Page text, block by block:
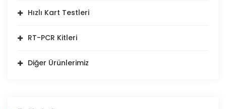
Hızlı Kart Testleri
RT-PCR Kitleri
Diğer Ürünlerimiz